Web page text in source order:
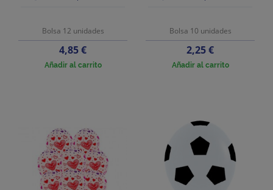
Bolsa 12 unidades
Precio
4,85 €
Añadir al carrito
Bolsa 10 unidades
Precio
2,25 €
Añadir al carrito